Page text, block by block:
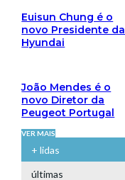
Euisun Chung é o
novo Presidente da
Hyundai
João Mendes é o
novo Diretor da
Peugeot Portugal
VER MAIS
+ lidas
últimas